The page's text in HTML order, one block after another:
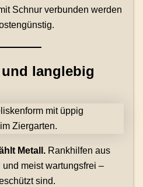
Schnur verbunden werden
langlebig
Metall.Rankhilfen aus
meist wartungsfrei –
sind.